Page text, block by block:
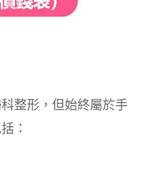
整形，但始終屬於手
：